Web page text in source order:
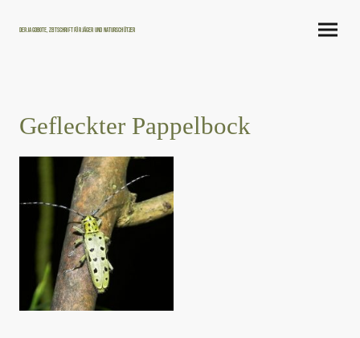
Der Jagdbote, Zeitschrift für Jäger und Naturschützer
Gefleckter Pappelbock